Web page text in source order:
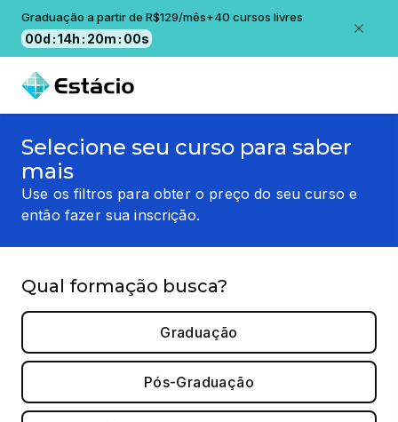
Graduação a partir de R$129/mês+40 cursos livres
00d :14h : 20m : 00s
Selecione seu curso para saber
mais
Use os filtros para obter o preço do seu curso e
então fazer sua inscrição.
Qual formação busca?
Graduação
Pós-Graduação